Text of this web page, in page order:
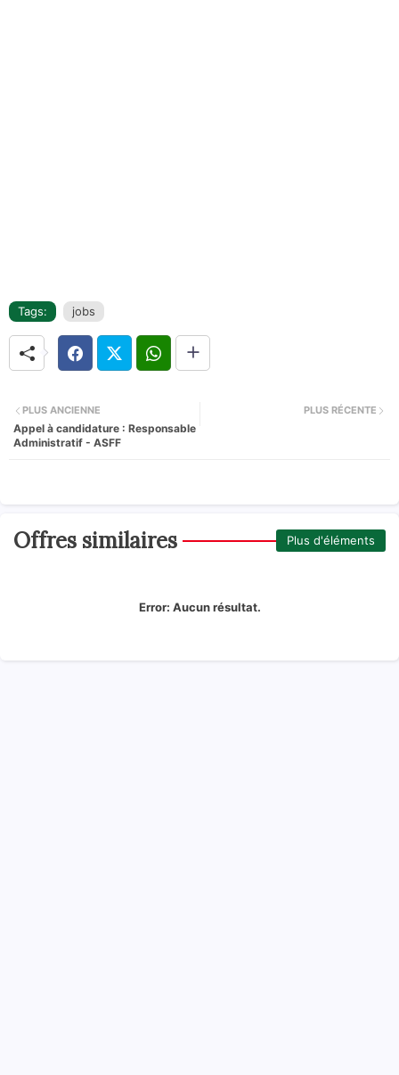
Tags: jobs
PLUS RÉCENTE
PLUS ANCIENNE
Appel à candidature : Responsable
Administratif - ASFF
Offres similaires Plus d'éléments
Error: Aucun résultat.